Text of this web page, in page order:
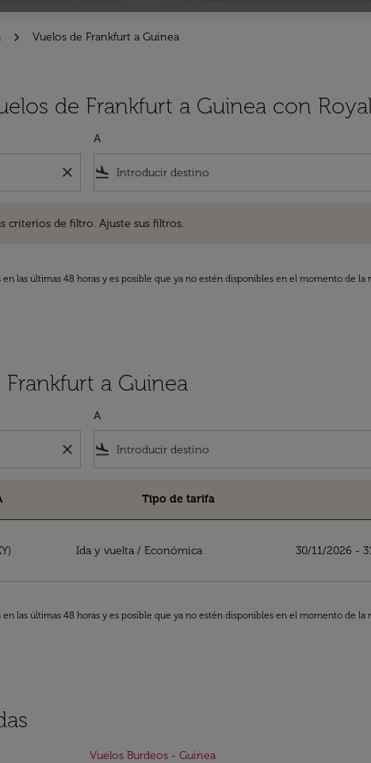
Vuelos de Frankfurt a Guinea
de Frankfurt a Guinea con
close
A
flight_land
criterios de filtro. Ajuste sus filtros.
las últimas 48 horas y es posible que ya no estén disponibles en el momento de la
a Guinea
close
A
flight_land
Tipo de tarifa
Ida y vuelta / Económica 30/11/2026 -
las últimas 48 horas y es posible que ya no estén disponibles en el momento de la
Vuelos Burdeos - Guinea